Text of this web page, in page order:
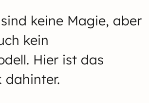
keine Magie, aber
kein
Hier ist das
dahinter.